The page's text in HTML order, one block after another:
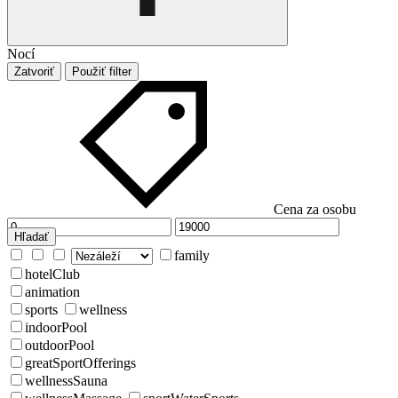
Nocí
Zatvoriť Použiť filter
Cena za osobu
Hľadať
family
hotelClub
animation
sports
wellness
indoorPool
outdoorPool
greatSportOfferings
wellnessSauna